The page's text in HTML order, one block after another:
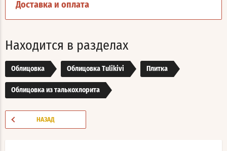
Доставка и оплата
Находится в разделах
Облицовка Облицовка Tulikivi Плитка
Облицовка из талькохлорита
НАЗАД